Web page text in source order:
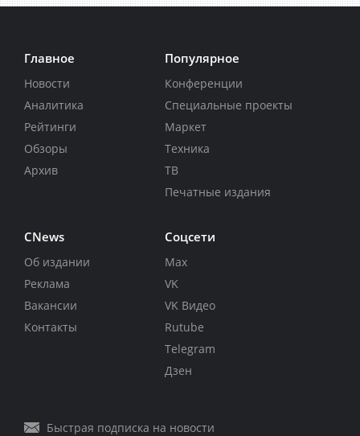
Главное
Новости
Аналитика
Рейтинги
Обзоры
Архив
Популярное
Конференции
Специальные проекты
Маркет
Техника
ТВ
Печатные издания
CNews
Об издании
Реклама
Вакансии
Контакты
Соцсети
Max
VK
VK Видео
Rutube
Telegram
Дзен
Быстрая подписка на новости